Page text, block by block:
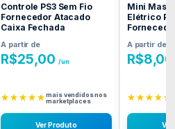
Controle PS3 Sem Fio
Fornecedor Atacado
Caixa Fechada
A partir de
R$25,00 /un
★★★★★mais vendidos nos
marketplaces
Ver Produto
Mini
Elétrico
A partir de
R$8,00
★★★★★